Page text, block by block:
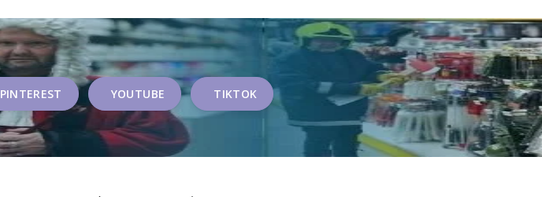
PINTEREST YOUTUBE TIKTOK